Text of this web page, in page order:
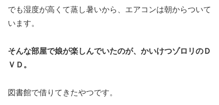
でも湿度が高くて蒸し暑いから、エアコンは朝からついて
います。
そんな部屋で娘が楽しんでいたのが、かいけつゾロリのＤ
ＶＤ。
図書館で借りてきたやつです。